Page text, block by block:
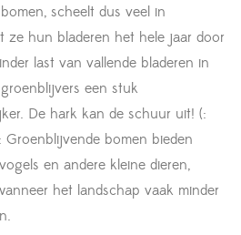
scheelt dus veel in
ze hun bladeren het hele jaar door
last van vallende bladeren in
een stuk
De hark kan de schuur uit! (:
: Groenblijvende bomen bieden
en andere kleine dieren,
het landschap vaak minder